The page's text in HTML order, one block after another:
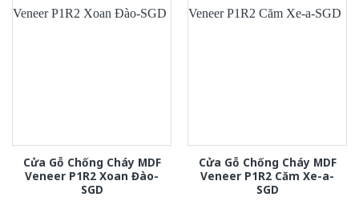
Cửa Gỗ Chống Cháy MDF
Veneer P1R2 Xoan Đào-
SGD
Cửa Gỗ Chống Cháy MDF
Veneer P1R2 Căm Xe-a-
SGD